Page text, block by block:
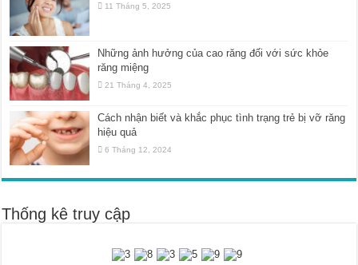
11 Tháng 5, 2025
Những ảnh hưởng của cao răng đối với sức khỏe
răng miệng
21 Tháng 4, 2025
Cách nhận biết và khắc phục tình trạng trẻ bị vỡ răng
hiệu quả
6 Tháng 12, 2024
Thống kê truy cập